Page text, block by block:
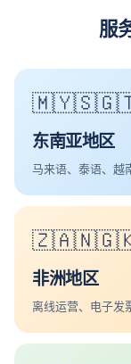
服
东南亚地区
马来语、泰语、越
非洲地区
离线运营、电子发